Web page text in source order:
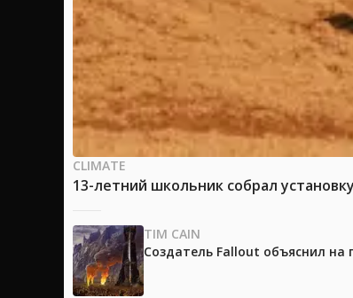
CLIMATE
13-летний школьник собрал
TIM CAIN
Создатель Fallout объяснил на